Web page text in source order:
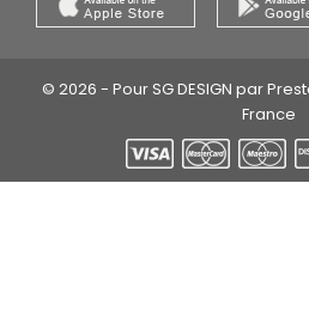
© 2026 - Pour SG DESIGN par
France